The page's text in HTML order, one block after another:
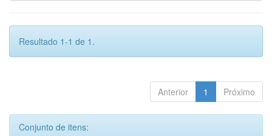
Resultado 1-1 de 1.
Anterior 1 Próximo
Conjunto de itens: